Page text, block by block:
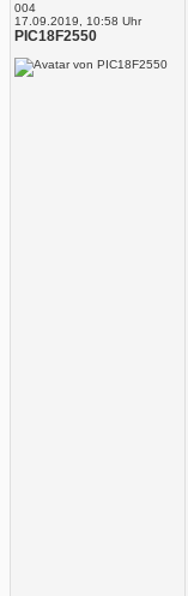
004
17.09.2019, 10:58 Uhr
PIC18F2550